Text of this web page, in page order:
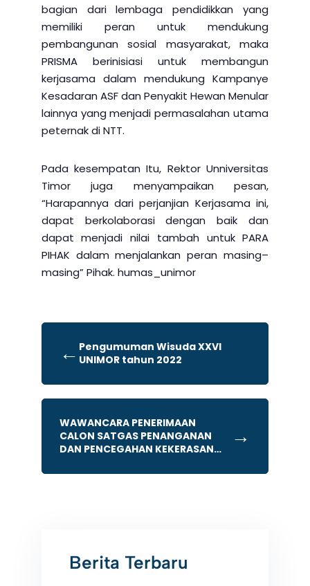
bagian dari lembaga pendidikkan yang
memiliki peran untuk mendukung
pembangunan sosial masyarakat, maka
PRISMA berinisiasi untuk membangun
kerjasama dalam mendukung Kampanye
Kesadaran ASF dan Penyakit Hewan Menular
lainnya yang menjadi permasalahan utama
peternak di NTT.
Pada kesempatan Itu, Rektor Unniversitas
Timor juga menyampaikan pesan,
“Harapannya dari perjanjian Kerjasama ini,
dapat berkolaborasi dengan baik dan
dapat menjadi nilai tambah untuk PARA
PIHAK dalam menjalankan peran masing–
masing” Pihak. humas_unimor
← Pengumuman Wisuda XXVI
UNIMOR tahun 2022
WAWANCARA PENERIMAAN
CALON SATGAS PENANGANAN
DAN PENCEGAHAN KEKERASAN
UNIVERSITAS TIMOR.
→
Berita Terbaru